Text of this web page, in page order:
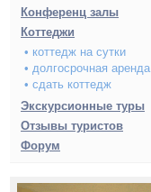
Конференц залы
Коттеджи
• коттедж на сутки
• долгосрочная аренда
• сдать коттедж
Экскурсионные туры
Отзывы туристов
Форум